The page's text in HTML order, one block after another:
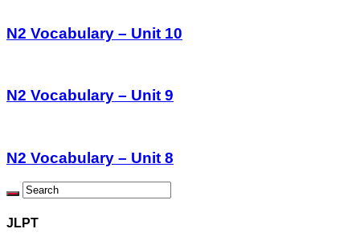
N2 Vocabulary – Unit 10
N2 Vocabulary – Unit 9
N2 Vocabulary – Unit 8
JLPT